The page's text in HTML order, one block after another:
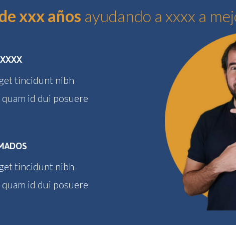
xxx años ayudando a xxxx a
tincidunt nibh
id dui posuere
tincidunt nibh
id dui posuere